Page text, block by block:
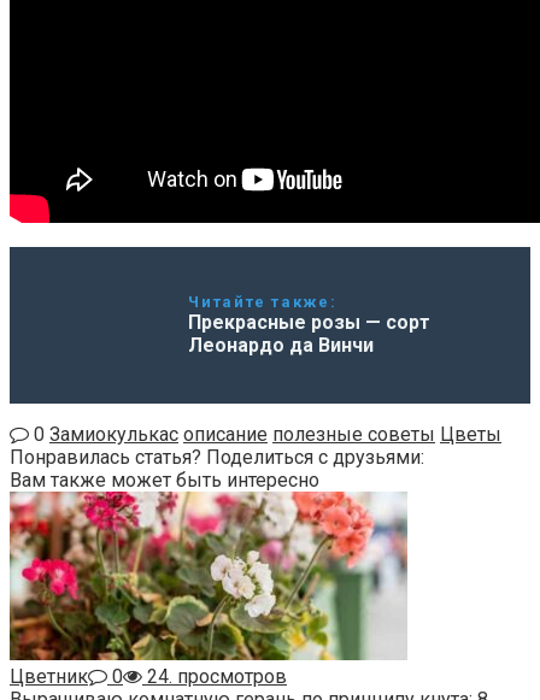
Читайте также:
Прекрасные розы — сорт
Леонардо да Винчи
0 Замиокулькас описание полезные советы Цветы
Понравилась статья? Поделиться с друзьями:
Вам также может быть интересно
Цветник 0
24. просмотров